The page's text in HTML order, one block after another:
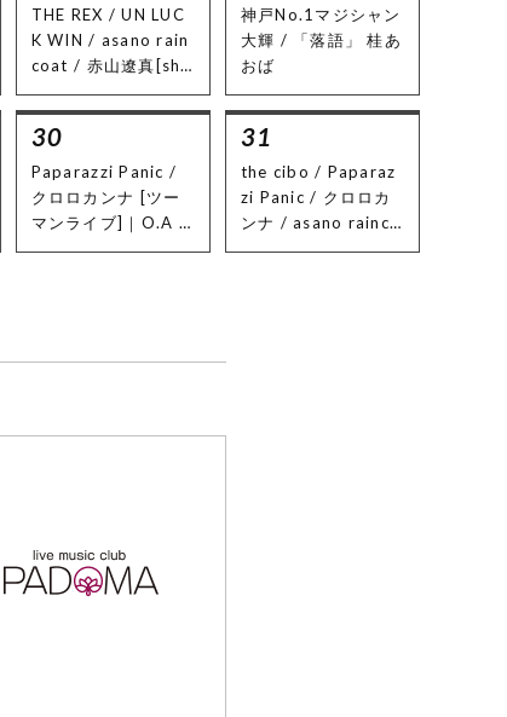
THE REX / UN LUC
K WIN / asano rain
coat / 赤山遼真[sh
e's no you] / ヒワダ
コウタ[ibuki/ルト
ラ]
神戸No.1マジシャン
大輝 / 「落語」 桂あ
おば
30
Paparazzi Panic /
クロロカンナ [ツー
マンライブ]｜O.A :
揺らいで凪
31
the cibo / Paparaz
zi Panic / クロロカ
ンナ / asano rainco
at / アトリエコード